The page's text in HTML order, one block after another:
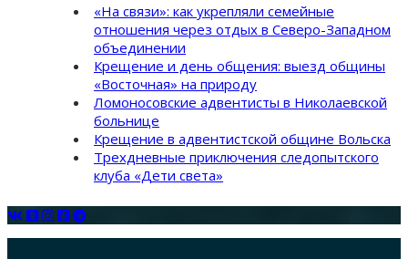
«На связи»: как укрепляли семейные
отношения через отдых в Северо-Западном
объединении
Крещение и день общения: выезд общины
«Восточная» на природу
Ломоносовские адвентисты в Николаевской
больнице
Крещение в адвентистской общине Вольска
Трехдневные приключения следопытского
клуба «Дети света»